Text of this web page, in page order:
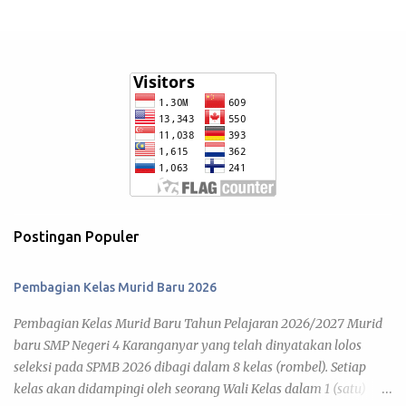
Postingan Populer
Pembagian Kelas Murid Baru 2026
Pembagian Kelas Murid Baru Tahun Pelajaran 2026/2027 Murid
baru SMP Negeri 4 Karanganyar yang telah dinyatakan lolos
seleksi pada SPMB 2026 dibagi dalam 8 kelas (rombel). Setiap
kelas akan didampingi oleh seorang Wali Kelas dalam 1 (satu)